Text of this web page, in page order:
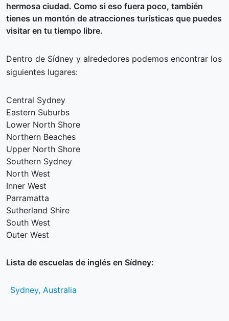
hermosa ciudad. Como si eso fuera poco, también
tienes un montón de atracciones turísticas que puedes
visitar en tu tiempo libre.
Dentro de Sídney y alrededores podemos encontrar los
siguientes lugares:
Central Sydney
Eastern Suburbs
Lower North Shore
Northern Beaches
Upper North Shore
Southern Sydney
North West
Inner West
Parramatta
Sutherland Shire
South West
Outer West
Lista de escuelas de inglés en Sídney:
Sydney, Australia